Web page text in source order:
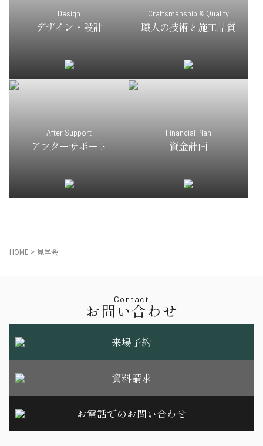
Design
デザイン・設計
Craftsmanship & Quality
職人の技術と施工品質
After Support
アフターサポート
Financial Plan
資金計画
HOME > 見学会
Contact
お問い合わせ
来場予約
資料請求
お電話でのお問い合わせ